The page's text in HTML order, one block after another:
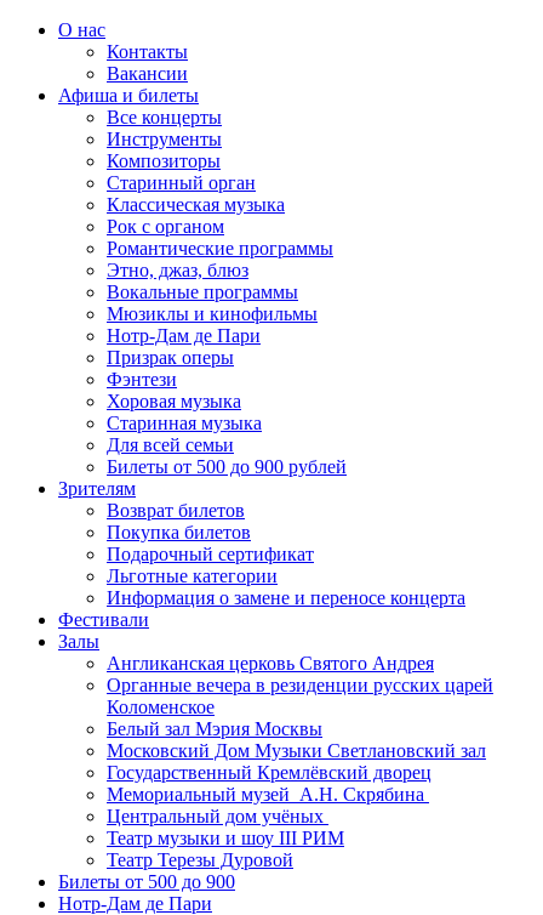
О нас
Контакты
Вакансии
Афиша и билеты
Все концерты
Инструменты
Композиторы
Старинный орган
Классическая музыка
Рок с органом
Романтические программы
Этно, джаз, блюз
Вокальные программы
Мюзиклы и кинофильмы
Нотр-Дам де Пари
Призрак оперы
Фэнтези
Хоровая музыка
Старинная музыка
Для всей семьи
Билеты от 500 до 900 рублей
Зрителям
Возврат билетов
Покупка билетов
Подарочный сертификат
Льготные категории
Информация о замене и переносе концерта
Фестивали
Залы
Англиканская церковь Святого Андрея
Органные вечера в резиденции русских царей
Коломенское
Белый зал Мэрия Москвы
Московский Дом Музыки Светлановский зал
Государственный Кремлёвский дворец
Мемориальный музей А.Н. Скрябина
Центральный дом учёных
Театр музыки и шоу III РИМ
Театр Терезы Дуровой
Билеты от 500 до 900
Нотр-Дам де Пари